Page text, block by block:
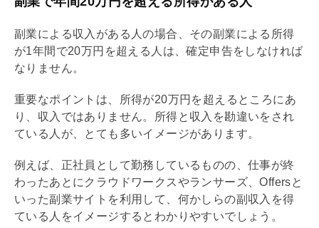
副業による収入がある人の場合、その副業による所得
が1年間で20万円を超える人は、確定申告をしなければ
なりません。
重要なポイントは、所得が20万円を超えるところにあ
り、収入ではありません。所得と収入を勘違いをされ
ている人が、とても多いイメージがあります。
例えば、正社員として勤務しているものの、仕事が終
わったあとにクラウドワークスやランサーズ、Offersと
いった副業サイトを利用して、何かしらの副収入を得
ている人をイメージするとわかりやすいでしょう。